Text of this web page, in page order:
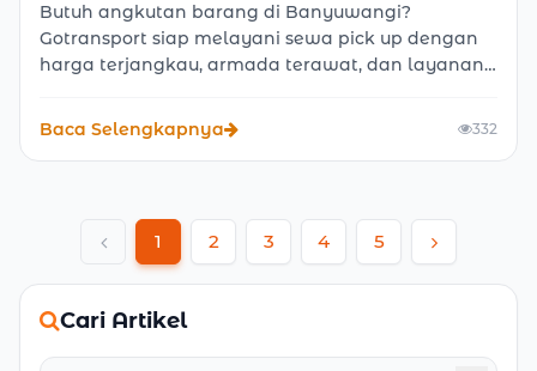
Butuh angkutan barang di Banyuwangi?
Gotransport siap melayani sewa pick up dengan
harga terjangkau, armada terawat, dan layanan
hajatan.
Baca Selengkapnya 332
Previous
1 2 3 4 5 Next
Cari Artikel